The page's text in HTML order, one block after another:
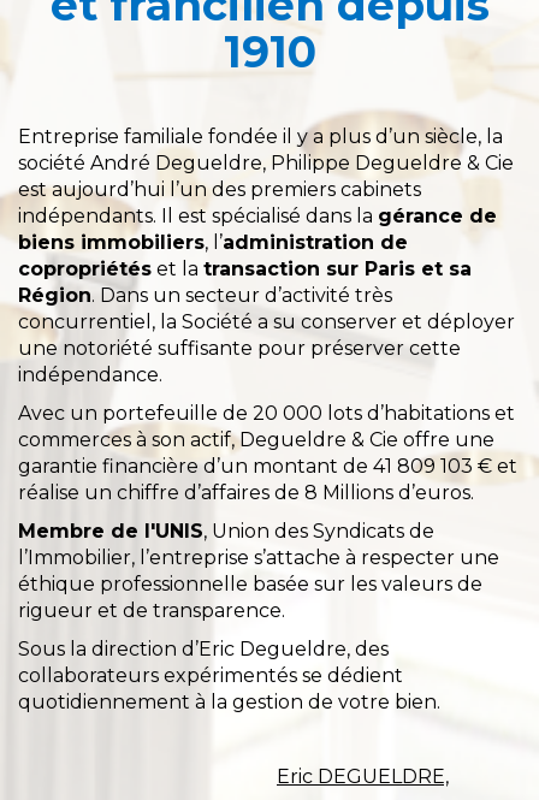
1910
Entreprise familiale fondée il y a plus d’un siècle, la
société André Degueldre, Philippe Degueldre & Cie
est aujourd’hui l’un des premiers cabinets
indépendants. Il est spécialisé dans la gérance de
biens immobiliers, l’administration de
copropriétés et la transaction sur Paris et sa
Région. Dans un secteur d’activité très
concurrentiel, la Société a su conserver et déployer
une notoriété suffisante pour préserver cette
indépendance.
Avec un portefeuille de 20 000 lots d’habitations et
commerces à son actif, Degueldre & Cie offre une
garantie financière d’un montant de 41 809 103 € et
réalise un chiffre d’affaires de 8 Millions d’euros.
Membre de l'UNIS, Union des Syndicats de
l’Immobilier, l’entreprise s’attache à respecter une
éthique professionnelle basée sur les valeurs de
rigueur et de transparence.
Sous la direction d’Eric Degueldre, des
collaborateurs expérimentés se dédient
quotidiennement à la gestion de votre bien.
Eric DEGUELDRE,